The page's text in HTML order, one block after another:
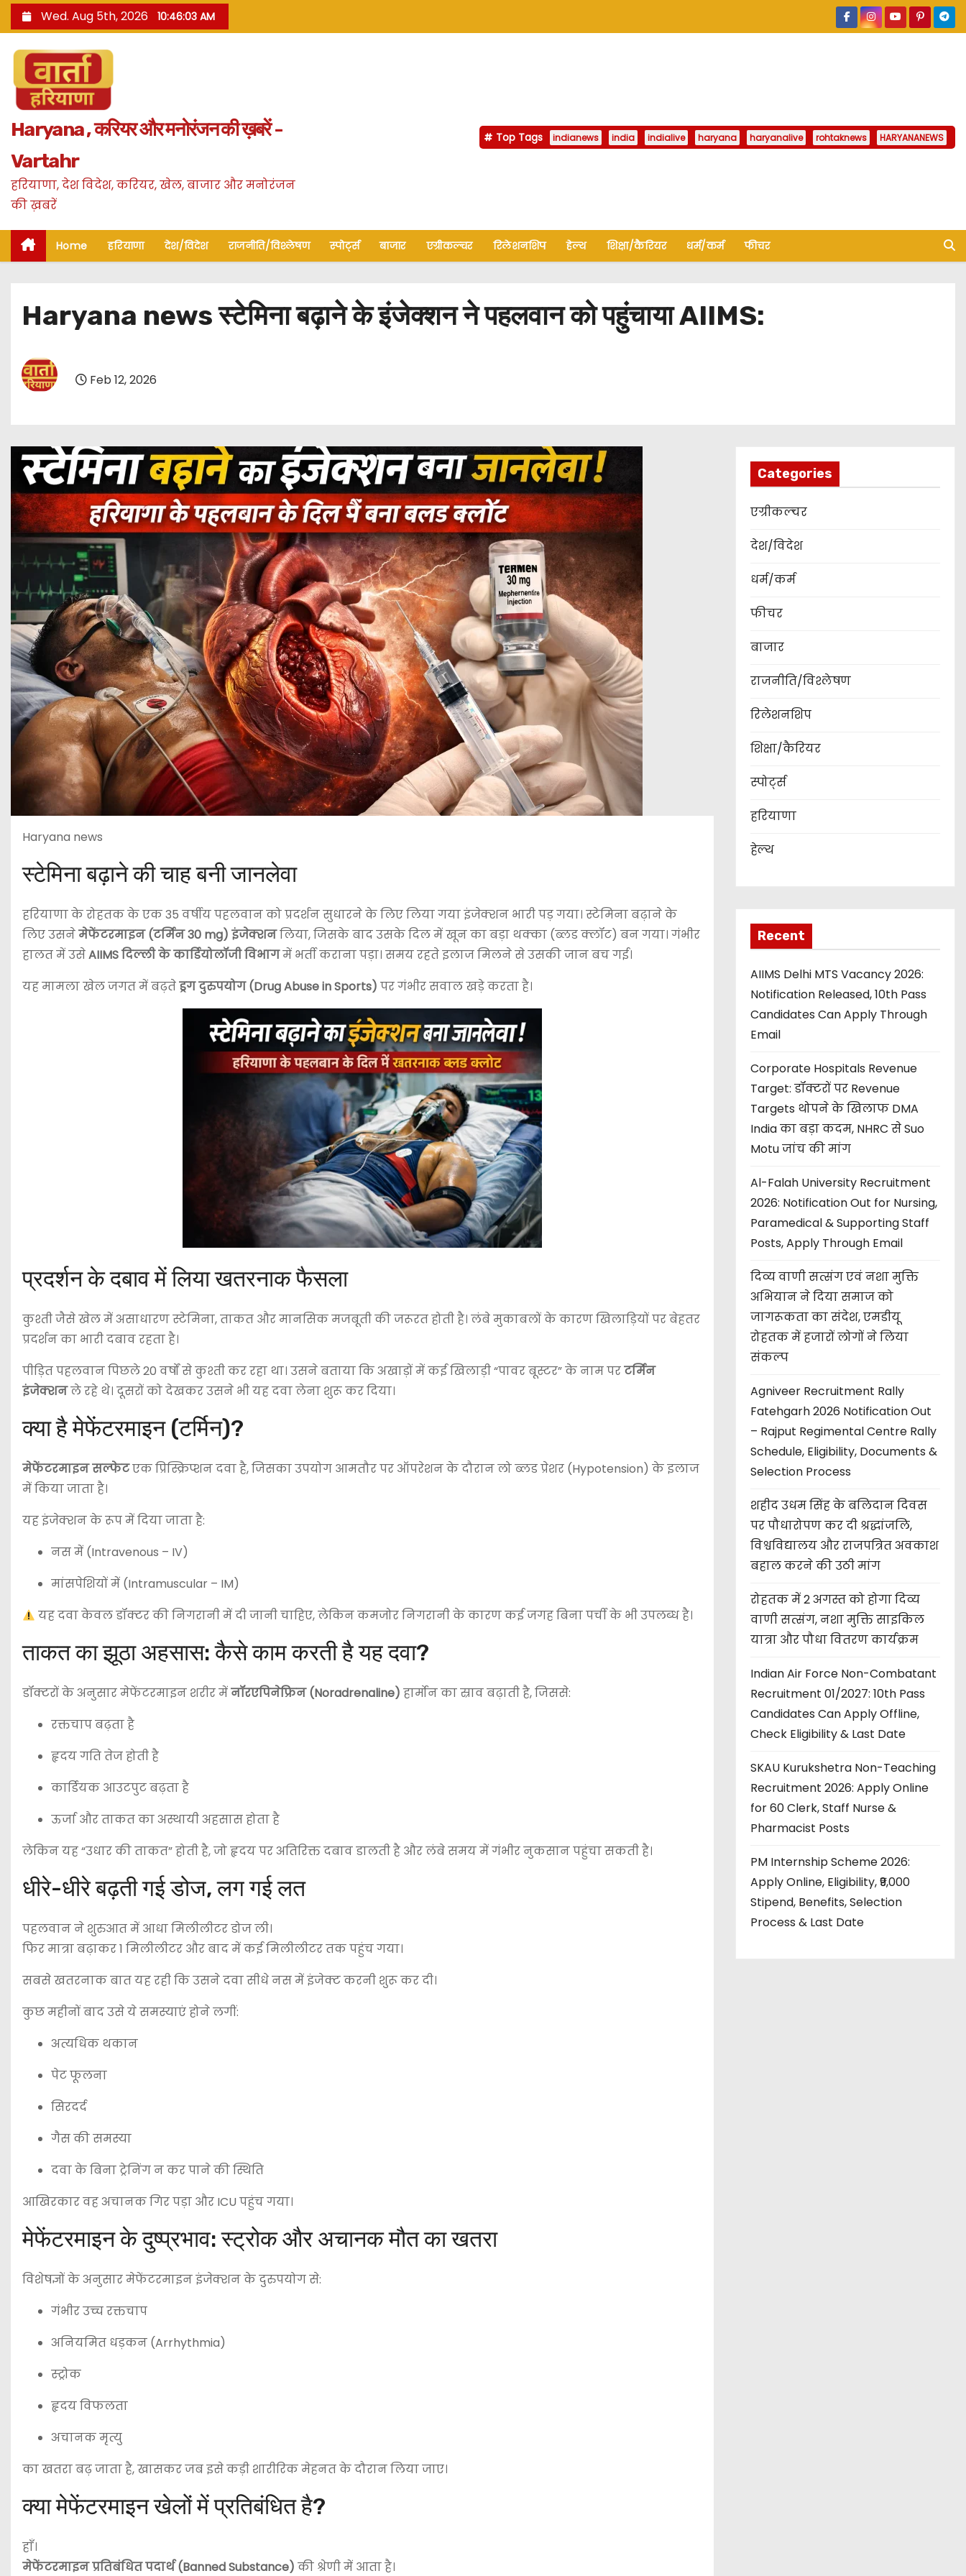
k
n
Wed. Aug 5th, 2026 10:46:04 AM
Haryana , करियर और मनोरंजन की ख़बरें -
Vartahr
हरियाणा, देश विदेश, करियर, खेल, बाजार और मनोरंजन
की ख़बरें
Top Tags indianews india indialive haryana haryanalive rohtaknews HARYANANEWS
Home हरियाणा देश/विदेश राजनीति/विश्लेषण स्पोर्ट्स बाजार एग्रीकल्चर रिलेशनशिप हेल्थ शिक्षा/कैरियर धर्म/कर्म फीचर
Haryana news स्टेमिना बढ़ाने के इंजेक्शन ने पहलवान को पहुंचाया AIIMS:
Feb 12, 2026
Haryana news
स्टेमिना बढ़ाने की चाह बनी जानलेवा
हरियाणा के रोहतक के एक 35 वर्षीय पहलवान को प्रदर्शन सुधारने के लिए लिया गया इंजेक्शन भारी पड़ गया। स्टेमिना बढ़ाने के
लिए उसनेमेफेंटरमाइन (टर्मिन 30 mg) इंजेक्शनलिया, जिसके बाद उसके दिल में खून का बड़ा थक्का (ब्लड क्लॉट) बन गया। गंभीर
हालत में उसेAIIMS दिल्ली के कार्डियोलॉजी विभागमें भर्ती कराना पड़ा। समय रहते इलाज मिलने से उसकी जान बच गई।
यह मामला खेल जगत में बढ़तेड्रग दुरुपयोग (Drug Abuse in Sports) पर गंभीर सवाल खड़े करता है।
प्रदर्शन के दबाव में लिया खतरनाक फैसला
कुश्ती जैसे खेल में असाधारण स्टेमिना, ताकत और मानसिक मजबूती की जरूरत होती है। लंबे मुकाबलों के कारण खिलाड़ियों पर बेहतर
प्रदर्शन का भारी दबाव रहता है।
पीड़ित पहलवान पिछले 20 वर्षों से कुश्ती कर रहा था। उसने बताया कि अखाड़ों में कई खिलाड़ी “पावर बूस्टर” के नाम परटर्मिन
इंजेक्शनले रहे थे। दूसरों को देखकर उसने भी यह दवा लेना शुरू कर दिया।
क्या है मेफेंटरमाइन (टर्मिन)?
मेफेंटरमाइन सल्फेटएक प्रिस्क्रिप्शन दवा है, जिसका उपयोग आमतौर पर ऑपरेशन के दौरान लो ब्लड प्रेशर (Hypotension) के इलाज
में किया जाता है।
यह इंजेक्शन के रूप में दिया जाता है:
नस में (Intravenous – IV)
मांसपेशियों में (Intramuscular – IM)
यह दवा केवल डॉक्टर की निगरानी में दी जानी चाहिए, लेकिन कमजोर निगरानी के कारण कई जगह बिना पर्ची के भी उपलब्ध है।
ताकत का झूठा अहसास: कैसे काम करती है यह दवा?
डॉक्टरों के अनुसार मेफेंटरमाइन शरीर मेंनॉरएपिनेफ्रिन (Noradrenaline) हार्मोन का स्राव बढ़ाती है, जिससे:
रक्तचाप बढ़ता है
हृदय गति तेज होती है
कार्डियक आउटपुट बढ़ता है
ऊर्जा और ताकत का अस्थायी अहसास होता है
लेकिन यह “उधार की ताकत” होती है, जो हृदय पर अतिरिक्त दबाव डालती है और लंबे समय में गंभीर नुकसान पहुंचा सकती है।
धीरे-धीरे बढ़ती गई डोज, लग गई लत
पहलवान ने शुरुआत में आधा मिलीलीटर डोज ली।
फिर मात्रा बढ़ाकर 1 मिलीलीटर और बाद में कई मिलीलीटर तक पहुंच गया।
सबसे खतरनाक बात यह रही कि उसने दवा सीधे नस में इंजेक्ट करनी शुरू कर दी।
कुछ महीनों बाद उसे ये समस्याएं होने लगीं:
अत्यधिक थकान
पेट फूलना
सिरदर्द
गैस की समस्या
दवा के बिना ट्रेनिंग न कर पाने की स्थिति
आखिरकार वह अचानक गिर पड़ा और ICU पहुंच गया।
मेफेंटरमाइन के दुष्प्रभाव: स्ट्रोक और अचानक मौत का खतरा
विशेषज्ञों के अनुसार मेफेंटरमाइन इंजेक्शन के दुरुपयोग से:
गंभीर उच्च रक्तचाप
अनियमित धड़कन (Arrhythmia)
स्ट्रोक
हृदय विफलता
अचानक मृत्यु
का खतरा बढ़ जाता है, खासकर जब इसे कड़ी शारीरिक मेहनत के दौरान लिया जाए।
क्या मेफेंटरमाइन खेलों में प्रतिबंधित है?
हाँ।
मेफेंटरमाइन प्रतिबंधित पदार्थ (Banned Substance) की श्रेणी में आता है।
Categories
एग्रीकल्चर
देश/विदेश
धर्म/कर्म
फीचर
बाजार
राजनीति/विश्लेषण
रिलेशनशिप
शिक्षा/कैरियर
स्पोर्ट्स
हरियाणा
हेल्थ
Recent
AIIMS Delhi MTS Vacancy 2026:
Notification Released, 10th Pass
Candidates Can Apply Through
Email
Corporate Hospitals Revenue
Target: डॉक्टरों पर Revenue
Targets थोपने के खिलाफ DMA
India का बड़ा कदम, NHRC से Suo
Motu जांच की मांग
Al-Falah University Recruitment
2026: Notification Out for Nursing,
Paramedical & Supporting Staff
Posts, Apply Through Email
दिव्य वाणी सत्संग एवं नशा मुक्ति
अभियान ने दिया समाज को
जागरूकता का संदेश, एमडीयू
रोहतक में हजारों लोगों ने लिया
संकल्प
Agniveer Recruitment Rally
Fatehgarh 2026 Notification Out
– Rajput Regimental Centre Rally
Schedule, Eligibility, Documents &
Selection Process
शहीद उधम सिंह के बलिदान दिवस
पर पौधारोपण कर दी श्रद्धांजलि,
विश्वविद्यालय और राजपत्रित अवकाश
बहाल करने की उठी मांग
रोहतक में 2 अगस्त को होगा दिव्य
वाणी सत्संग, नशा मुक्ति साइकिल
यात्रा और पौधा वितरण कार्यक्रम
Indian Air Force Non-Combatant
Recruitment 01/2027: 10th Pass
Candidates Can Apply Offline,
Check Eligibility & Last Date
SKAU Kurukshetra Non-Teaching
Recruitment 2026: Apply Online
for 60 Clerk, Staff Nurse &
Pharmacist Posts
PM Internship Scheme 2026:
Apply Online, Eligibility, ₹9,000
Stipend, Benefits, Selection
Process & Last Date